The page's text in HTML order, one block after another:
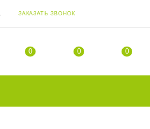
ЗАКАЗАТЬ ЗВОНОК
0 0 0